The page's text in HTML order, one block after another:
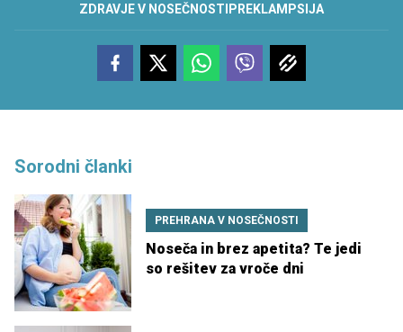
ZDRAVJE V NOSEČNOSTI PREKLAMPSIJA
Sorodni članki
PREHRANA V NOSEČNOSTI
Noseča in brez apetita? Te jedi
so rešitev za vroče dni